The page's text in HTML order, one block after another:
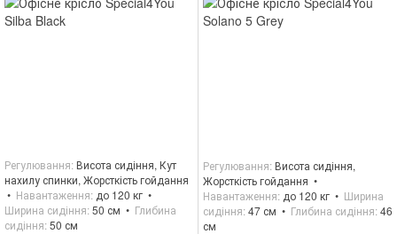
Регулювання Висота сидіння, Кут
нахилу спинки, Жорсткість гойдання
Навантаження до 120 кг
Ширина сидіння 50 см
Глибина
сидіння 50 см
Регулювання Висота сидіння,
Жорсткість гойдання
Навантаження до 120 кг
Ширина
сидіння 47 см Глибина сидіння 46
см